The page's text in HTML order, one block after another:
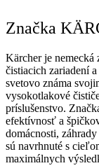
Značka
Kärcher je nemecká
čistiacich zariadení
svetovo známa
vysokotlakové
príslušenstvo.
efektívnosť a
domácnosti,
sú navrhnuté s
maximálnych